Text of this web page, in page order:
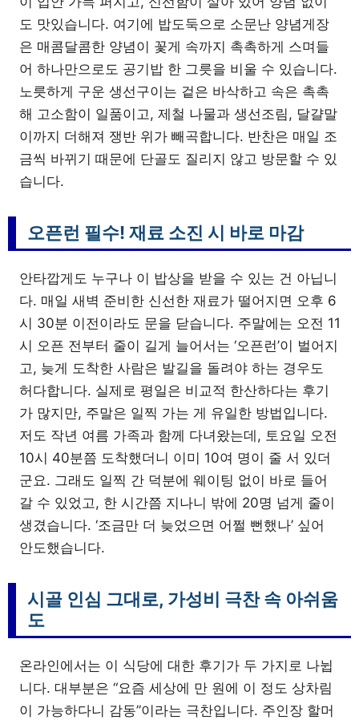
도 맛있습니다. 여기에 밥도둑으로 소문난 양념게장
은 매콤달콤한 양념이 꽃게 속까지 촉촉하게 스며들
어 하나만으로도 공기밥 한 그릇을 비울 수 있습니다.
노릇하게 구운 생선구이는 겉은 바삭하고 속은 촉촉
해 고소함이 일품이고, 제철 나물과 생선조림, 달걀말
이까지 더해져 쟁반 위가 빼곡합니다. 반찬은 매일 조
금씩 바뀌기 때문에 단골도 질리지 않고 방문할 수 있
습니다.
오픈런 필수! 재료 소진 시 바로 마감
안타깝게도 누구나 이 밥상을 받을 수 있는 건 아닙니
다. 매일 새벽 준비한 신선한 재료가 떨어지면 오후 6
시 30분 이전이라도 문을 닫습니다. 주말에는 오전 11
시 오픈 전부터 줄이 길게 늘어서는 ‘오픈런’이 벌어지
고, 늦게 도착한 사람은 발길을 돌려야 하는 경우도
허다합니다. 실제로 평일은 비교적 한산하다는 후기
가 많지만, 주말은 일찍 가는 게 유일한 방법입니다.
저도 작년 여름 가족과 함께 다녀왔는데, 토요일 오전
10시 40분쯤 도착했더니 이미 10여 명이 줄 서 있더
군요. 그래도 일찍 간 덕분에 웨이팅 없이 바로 들어
갈 수 있었고, 한 시간쯤 지나니 밖에 20명 넘게 줄이
생겼습니다. ‘조금만 더 늦었으면 어쩔 뻔했나’ 싶어
안도했습니다.
시골 인심 그대로, 가성비 극찬 속 아쉬움
도
온라인에서는 이 식당에 대한 후기가 두 가지로 나뉩
니다. 대부분은 “요즘 세상에 만 원에 이 정도 상차림
이 가능하다니 감동”이라는 극찬입니다. 주인장 할머